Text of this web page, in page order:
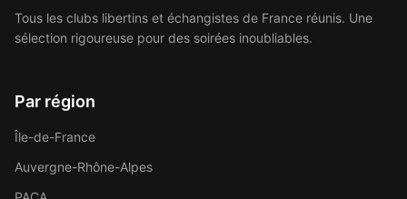
Tous les clubs libertins et échangistes de France réunis. Une
sélection rigoureuse pour des soirées inoubliables.
Par région
Île-de-France
Auvergne-Rhône-Alpes